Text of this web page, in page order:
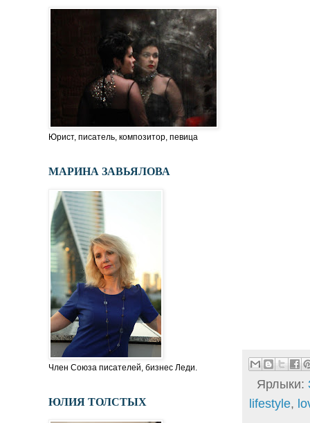
Ярлыки:
lifestyle,
Юрист, писатель, композитор, певица
МАРИНА ЗАВЬЯЛОВА
Член Союза писателей, бизнес Леди.
ЮЛИЯ ТОЛСТЫХ